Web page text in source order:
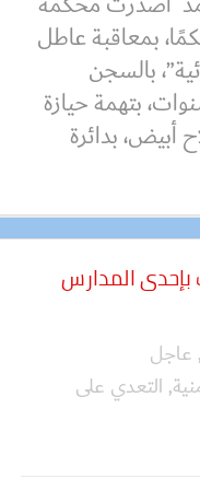
بمعاقبة عاطل
بالسجن
لمدة 5سنوات، بتهمة حيازة
أبيض، بدائرة
بإحدى المدارس
, عاجل
, التعدي على